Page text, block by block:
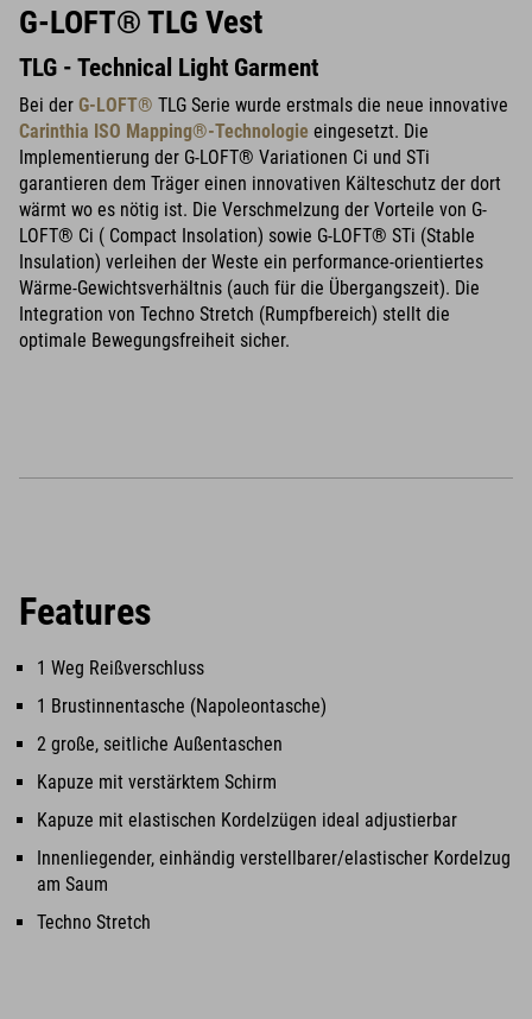
G-LOFT® TLG Vest
TLG - Technical Light Garment
Bei der G-LOFT® TLG Serie wurde erstmals die neue innovative
Carinthia ISO Mapping®-Technologie eingesetzt. Die
Implementierung der G-LOFT® Variationen Ci und STi
garantieren dem Träger einen innovativen Kälteschutz der dort
wärmt wo es nötig ist. Die Verschmelzung der Vorteile von G-
LOFT® Ci ( Compact Insolation) sowie G-LOFT® STi (Stable
Insulation) verleihen der Weste ein performance-orientiertes
Wärme-Gewichtsverhältnis (auch für die Übergangszeit). Die
Integration von Techno Stretch (Rumpfbereich) stellt die
optimale Bewegungsfreiheit sicher.
Features
1 Weg Reißverschluss
1 Brustinnentasche (Napoleontasche)
2 große, seitliche Außentaschen
Kapuze mit verstärktem Schirm
Kapuze mit elastischen Kordelzügen ideal adjustierbar
Innenliegender, einhändig verstellbarer/elastischer Kordelzug
am Saum
Techno Stretch